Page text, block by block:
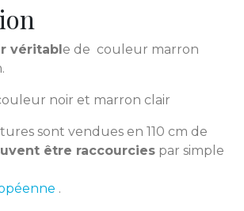
véritable de couleur marron
noir et marron clair
sont vendues en 110 cm de
être raccourcies par simple
.